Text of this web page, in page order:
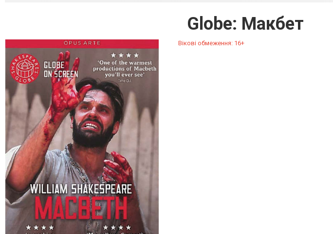
Globe: Макбет
Вікові обмеження: 16+